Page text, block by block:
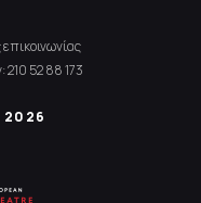
210 52 88 173